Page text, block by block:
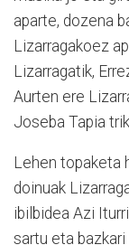
aparte, dozena
Lizarragakoez
Lizarragatik,
Aurten ere
Joseba Tapia
Lehen topaketa
doinuak
ibilbidea Azi
sartu eta